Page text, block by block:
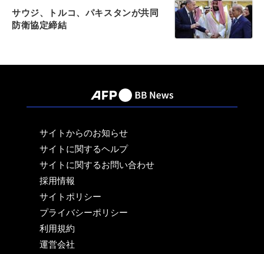
サウジ、トルコ、パキスタンが共同
防衛協定締結
サイトからのお知らせ
サイトに関するヘルプ
サイトに関するお問い合わせ
採用情報
サイトポリシー
プライバシーポリシー
利用規約
運営会社